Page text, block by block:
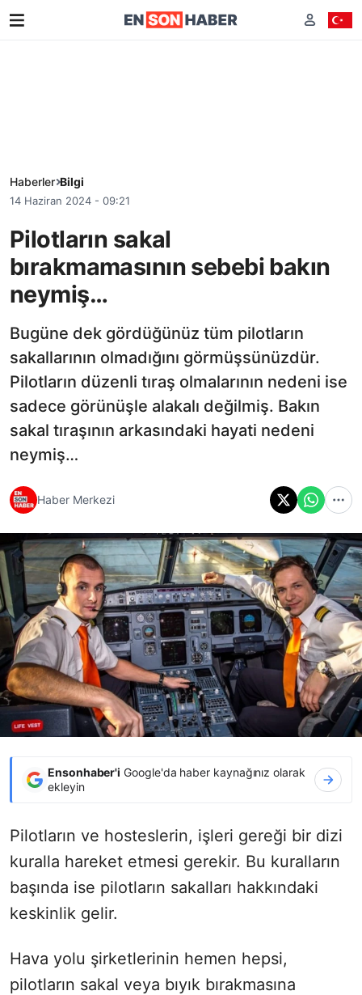
Haberler Bilgi
14 Haziran 2024 - 09:21
Pilotların sakal
bırakmamasının sebebi bakın
neymiş…
Bugüne dek gördüğünüz tüm pilotların
sakallarının olmadığını görmüşsünüzdür.
Pilotların düzenli tıraş olmalarının nedeni ise
sadece görünüşle alakalı değilmiş. Bakın
sakal tıraşının arkasındaki hayati nedeni
neymiş…
Haber Merkezi
Ensonhaber'i Google'da haber kaynağınız olarak
ekleyin
Pilotların ve hosteslerin, işleri gereği bir dizi
kuralla hareket etmesi gerekir. Bu kuralların
başında ise pilotların sakalları hakkındaki
keskinlik gelir.
Hava yolu şirketlerinin hemen hepsi,
pilotların sakal veya bıyık bırakmasına